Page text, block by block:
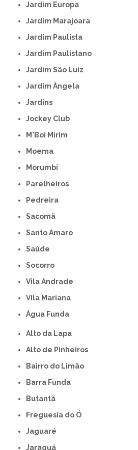
Jardim Europa
Jardim Marajoara
Jardim Paulista
Jardim Paulistano
Jardim São Luiz
Jardim Ângela
Jardins
Jockey Club
M'Boi Mirim
Moema
Morumbi
Parelheiros
Pedreira
Sacomã
Santo Amaro
Saúde
Socorro
Vila Andrade
Vila Mariana
Água Funda
Alto da Lapa
Alto de Pinheiros
Bairro do Limão
Barra Funda
Butantã
Freguesia do Ó
Jaguaré
Jaraguá